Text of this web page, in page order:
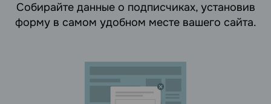
Cобирайте данные о подписчиках, установив
форму в самом удобном месте вашего сайта.